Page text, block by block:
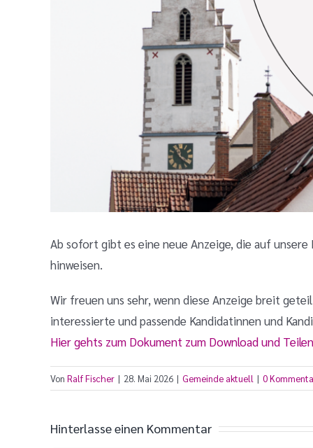
Ab sofort gibt es eine neue Anzeige, die auf
hinweisen.
Wir freuen uns sehr, wenn diese Anzeige breit
interessierte und passende Kandidatinnen und
Hier gehts zum Dokument zum Download und Teilen
Von Ralf Fischer | 28. Mai 2026 | Gemeinde aktuell | 0
Hinterlasse einen Kommentar